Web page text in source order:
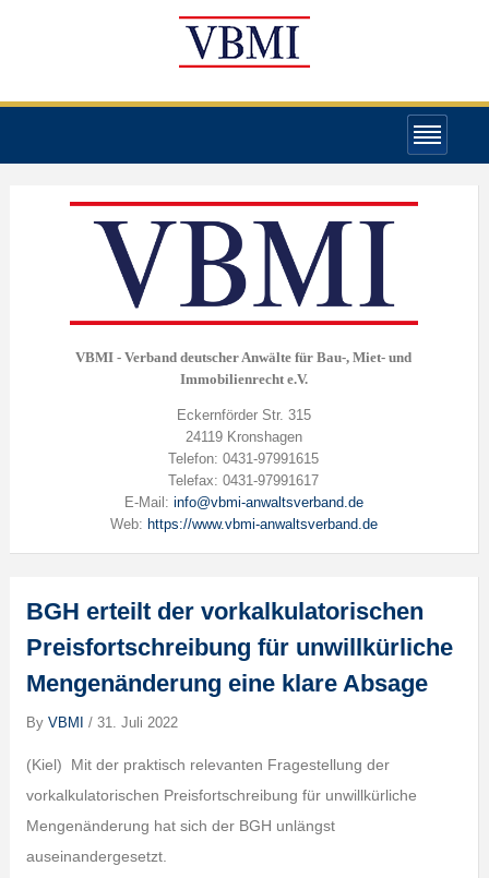
VBMI - Verband deutscher Anwälte für Bau-, Miet- und
Immobilienrecht e.V.
Eckernförder Str. 315
24119 Kronshagen
Telefon: 0431-97991615
Telefax: 0431-97991617
E-Mail: info@vbmi-anwaltsverband.de
Web: https://www.vbmi-anwaltsverband.de
BGH erteilt der vorkalkulatorischen
Preisfortschreibung für unwillkürliche
Mengenänderung eine klare Absage
By VBMI / 31. Juli 2022
(Kiel) Mit der praktisch relevanten Fragestellung der
vorkalkulatorischen Preisfortschreibung für unwillkürliche
Mengenänderung hat sich der BGH unlängst
auseinandergesetzt.